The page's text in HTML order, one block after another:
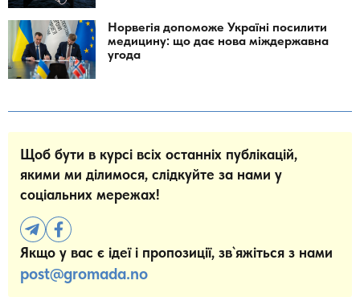
Норвегія допоможе Україні посилити
медицину: що дає нова міждержавна
угода
Щоб бути в курсі всіх останніх публікацій,
якими ми ділимося, слідкуйте за нами у
соціальних мережах!
Якщо у вас є ідеї і пропозиції, зв`яжіться з нами
post@gromada.no